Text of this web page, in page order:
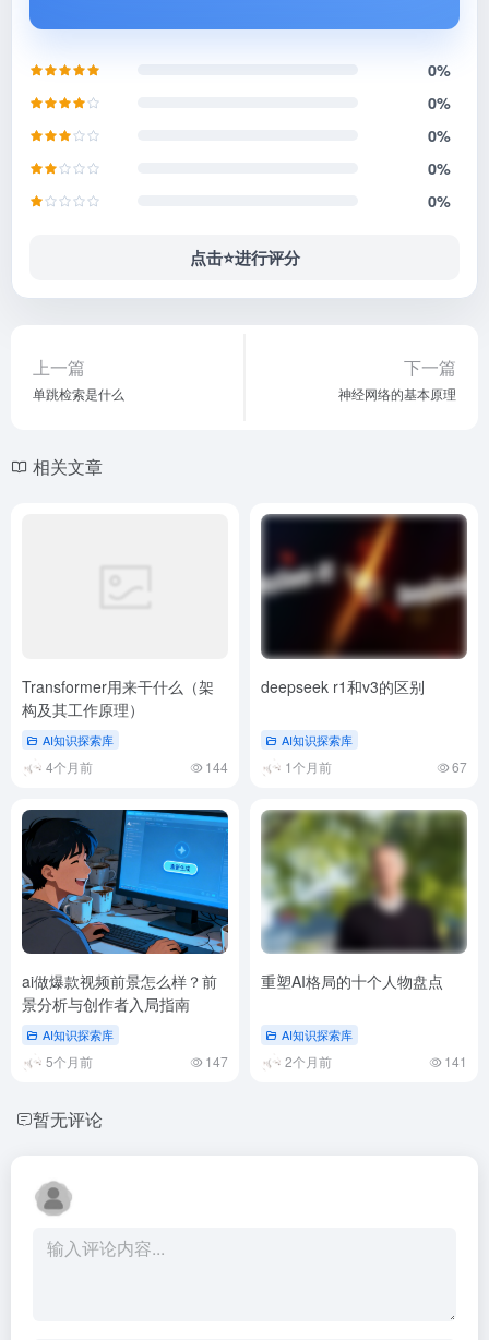
0%
0%
0%
0%
0%
点击⭐️进行评分
上一篇
单跳检索是什么
下一篇
神经网络的基本原理
相关文章
Transformer用来干什么（架
构及其工作原理）
AI知识探索库
4个月前 144
deepseek r1和v3的区别
AI知识探索库
1个月前 67
ai做爆款视频前景怎么样？前
景分析与创作者入局指南
AI知识探索库
5个月前 147
重塑AI格局的十个人物盘点
AI知识探索库
2个月前 141
暂无评论